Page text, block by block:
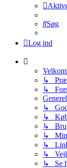
Søg
Log ind
↳
↳
↳
↳ Køb
↳
↳ Min
↳
↳
↳ Se